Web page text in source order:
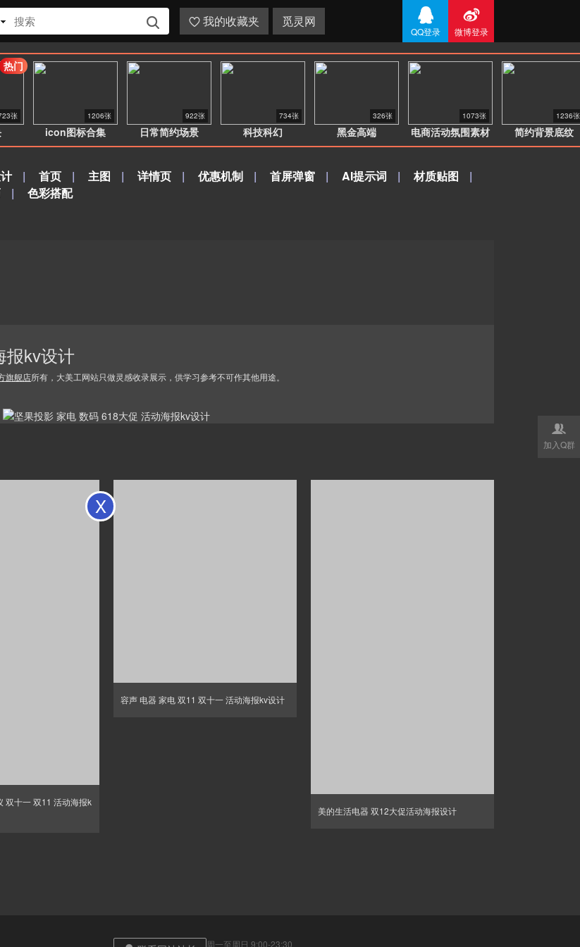
  我的收藏夹 觅灵网 
QQ登录

微博登录
张
热门
icon图标合集
1206张
日常简约场景
922张
科技科幻
734张
黑金高端
326张
电商活动氛围素材
1073张
简约背景底纹
1236张
| 首页 | 主图 | 详情页 | 优惠机制 | 首屏弹窗 | AI提示词 | 材质贴图
|
| 色彩搭配
报kv设计
旗舰店所有，大美工网站只做灵感收录展示，供学习参考不可作其他用途。
双十一 双11 活动海报k
容声 电器 家电 双11 双十一 活动海报kv设计
美的生活电器 双12大促活动海报设计
周一至周日 9:00-23:30

加入Q群
X